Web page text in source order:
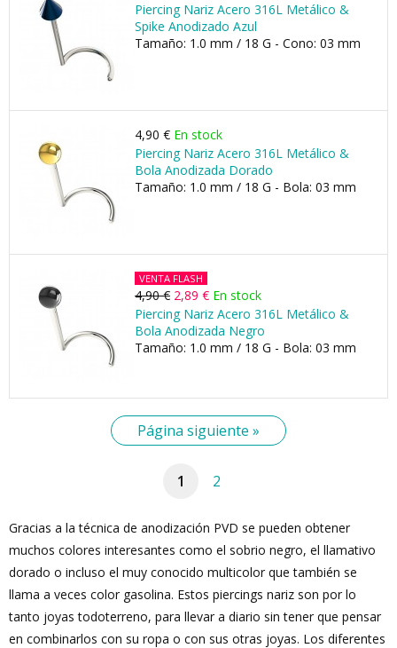
Piercing Nariz Acero 316L Metálico &
Spike Anodizado Azul
Tamaño: 1.0 mm / 18 G - Cono: 03 mm
4,90 € En stock
Piercing Nariz Acero 316L Metálico &
Bola Anodizada Dorado
Tamaño: 1.0 mm / 18 G - Bola: 03 mm
VENTA FLASH
4,90 € 2,89 € En stock
Piercing Nariz Acero 316L Metálico &
Bola Anodizada Negro
Tamaño: 1.0 mm / 18 G - Bola: 03 mm
Página siguiente »
1 2
Gracias a la técnica de anodización PVD se pueden obtener
muchos colores interesantes como el sobrio negro, el llamativo
dorado o incluso el muy conocido multicolor que también se
llama a veces color gasolina. Estos piercings nariz son por lo
tanto joyas todoterreno, para llevar a diario sin tener que pensar
en combinarlos con su ropa o con sus otras joyas. Los diferentes